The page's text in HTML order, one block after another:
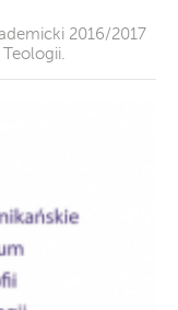
2016/2017